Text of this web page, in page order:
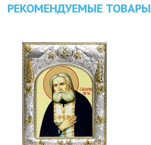
РЕКОМЕНДУЕМЫЕ ТОВАРЫ